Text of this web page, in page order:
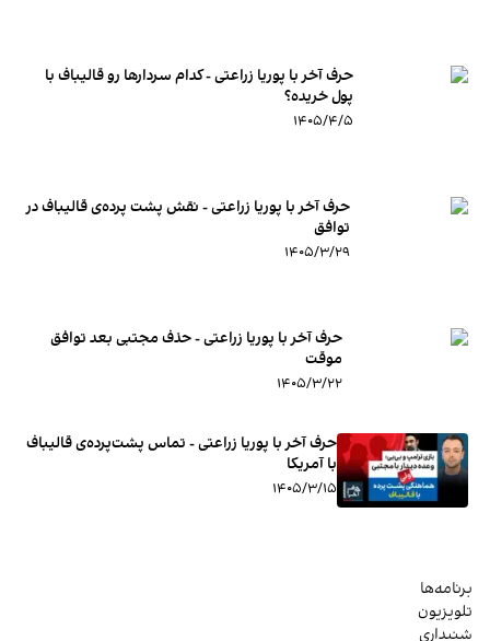
حرف آخر با پوریا زراعتی - کدام سردارها رو قالیباف با
پول خریده؟
۱۴۰۵/۴/۵
حرف آخر با پوریا زراعتی - نقش پشت پرده‌ی قالیباف در
توافق
۱۴۰۵/۳/۲۹
حرف آخر با پوریا زراعتی - حذف مجتبی بعد توافق
موقت
۱۴۰۵/۳/۲۲
حرف آخر با پوریا زراعتی - تماس پشت‌پرده‌ی قالیباف
با آمریکا
۱۴۰۵/۳/۱۵
برنامه‌ها
تلویزیون
شنیداری